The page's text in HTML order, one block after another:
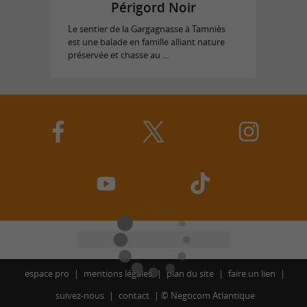
Périgord Noir
Le sentier de la Gargagnasse à Tamniès
est une balade en famille alliant nature
préservée et chasse au ...
espace pro mentions légales plan du site
faire un lien
suivez-nous
contact © Negocom Atlantique